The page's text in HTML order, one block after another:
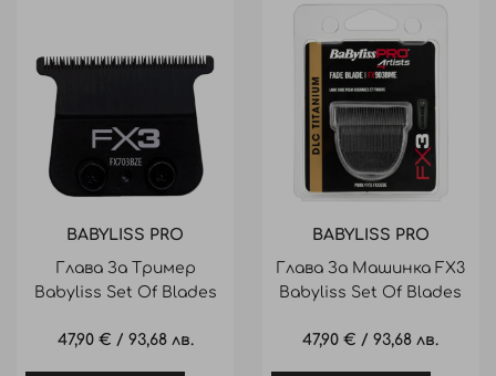
BABYLISS PRO
Глава За Тример
Babyliss Set Of Blades
47,90 € / 93,68 лв.
BABYLISS PRO
Глава За Машинка FX3
Babyliss Set Of Blades
47,90 € /93,68 лв.